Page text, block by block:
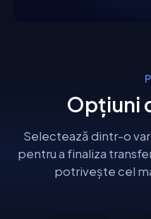
Opțiuni
Selectează dintr-o
pentru a finaliza
potrivește cel